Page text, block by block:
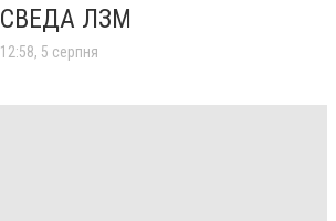
СВЕДА ЛЗМ
12:58, 5 серпня